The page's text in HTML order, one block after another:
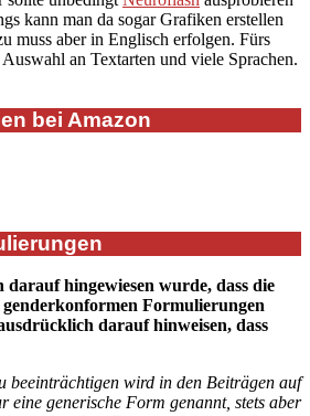
kann man da sogar Grafiken erstellen
muss aber in Englisch erfolgen. Fürs
an Textarten und viele Sprachen.
bei Amazon
hingewiesen wurde, dass die
genderkonformen Formulierungen
darauf hinweisen, dass
beeinträchtigen wird in den Beiträgen auf
eine generische Form genannt, stets aber